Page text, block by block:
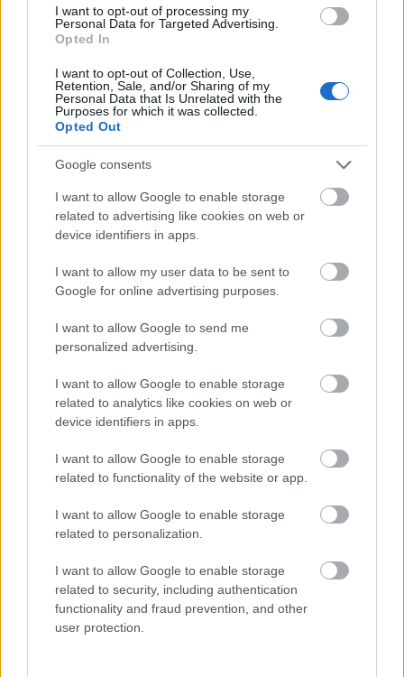
I want to opt-out of processing my
Personal Data for Targeted Advertising.
Opted In
I want to opt-out of Collection, Use,
Retention, Sale, and/or Sharing of my
Personal Data that Is Unrelated with the
Purposes for which it was collected.
Opted Out
Google consents
I want to allow Google to enable storage
related to advertising like cookies on web or
device identifiers in apps.
I want to allow my user data to be sent to
Google for online advertising purposes.
I want to allow Google to send me
personalized advertising.
I want to allow Google to enable storage
related to analytics like cookies on web or
device identifiers in apps.
I want to allow Google to enable storage
related to functionality of the website or app.
I want to allow Google to enable storage
related to personalization.
I want to allow Google to enable storage
related to security, including authentication
functionality and fraud prevention, and other
user protection.
A sztori mellé nem árt elindítani a fenti videót, hogy
a halk zene, a víz kellemes csobogása és a lapátok
forgásának finom surrogása hatékonyan ...
Mi van, ha a hitelre vett termék
sérülten érkezik?
Homár Hilda•2017. október 17.